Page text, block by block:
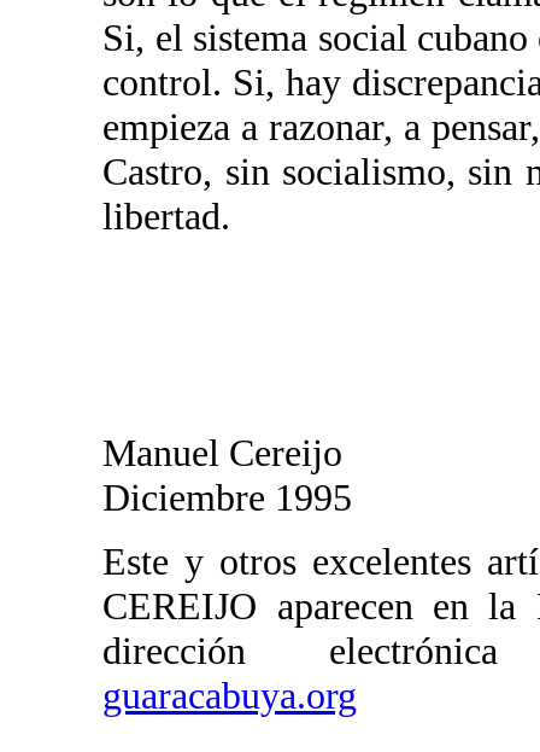
Si, el sistema social cubano
control. Si, hay
empieza a razonar, a
Castro, sin socialismo, sin
libertad.
Manuel Cereijo
Diciembre 1995
Este y otros excelentes
CEREIJO aparecen en
dirección
guaracabuya.org